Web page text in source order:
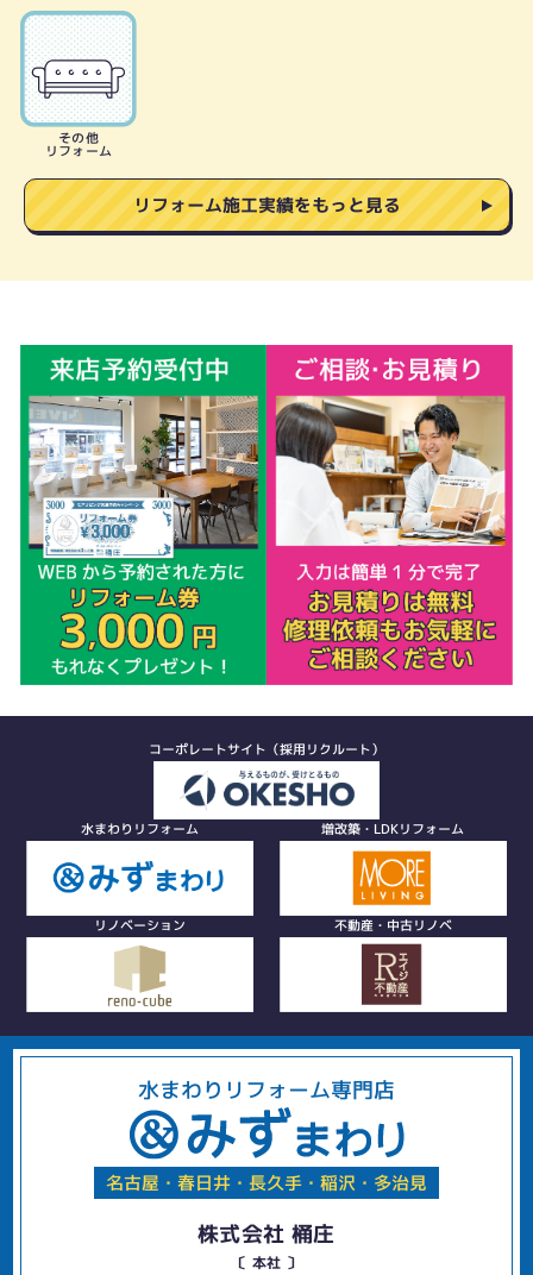
その他
リフォーム
リフォーム施工実績をもっと見る
コーポレートサイト（採用リクルート）
水まわりリフォーム 増改築・LDKリフォーム
リノベーション 不動産・中古リノベ
水まわりリフォーム専門店
名古屋・春日井・長久手・稲沢・多治見
株式会社 桶庄
〔 本社 〕